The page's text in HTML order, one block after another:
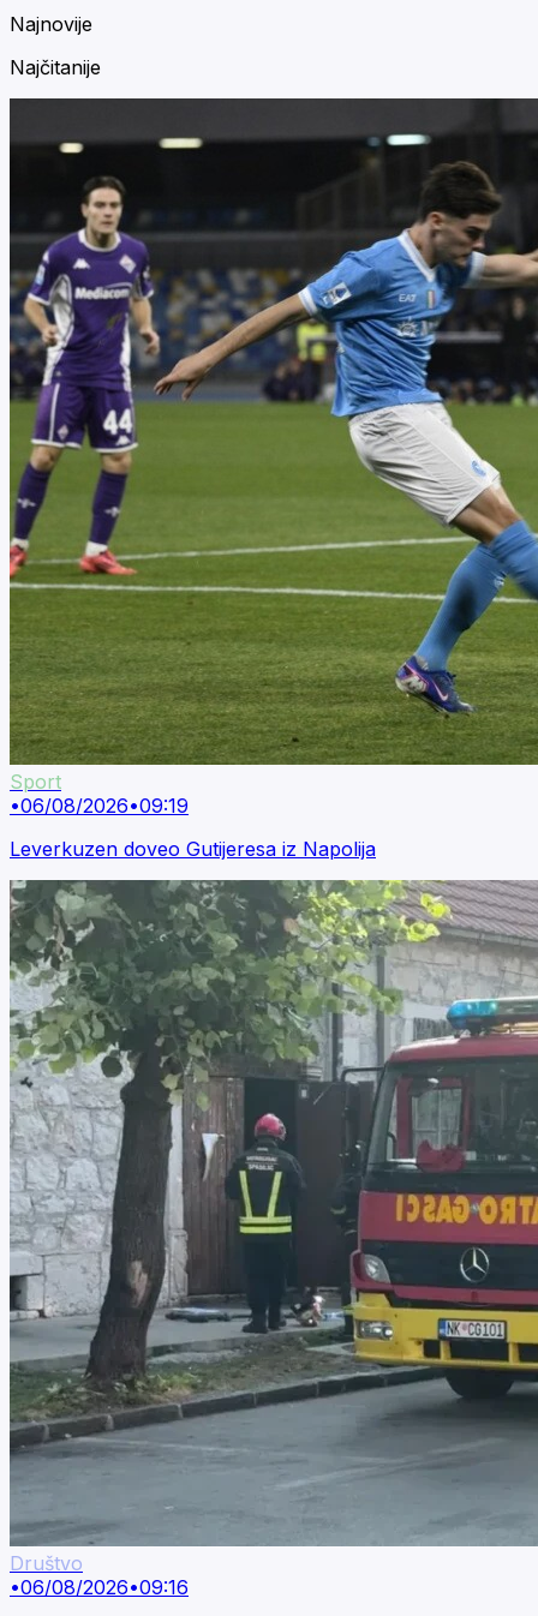
Najnovije
Najčitanije
Sport
•06/08/2026•09:19
Leverkuzen doveo Gutijeresa iz Napolija
Društvo
•06/08/2026•09:16